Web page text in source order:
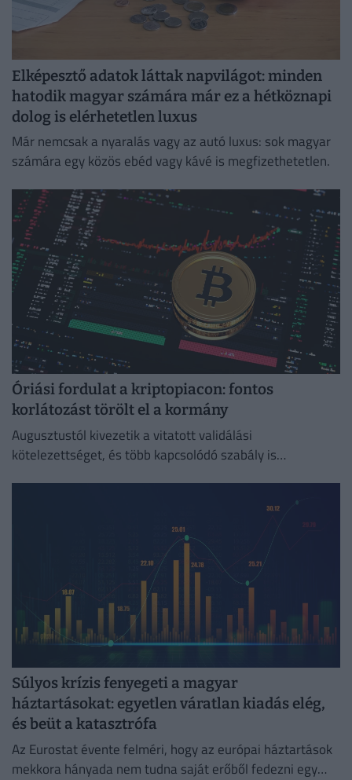
Elképesztő adatok láttak napvilágot: minden
hatodik magyar számára már ez a hétköznapi
dolog is elérhetetlen luxus
Már nemcsak a nyaralás vagy az autó luxus: sok magyar
számára egy közös ebéd vagy kávé is megfizethetetlen.
Óriási fordulat a kriptopiacon: fontos
korlátozást törölt el a kormány
Augusztustól kivezetik a vitatott validálási
kötelezettséget, és több kapcsolódó szabály is
Súlyos krízis fenyegeti a magyar
háztartásokat: egyetlen váratlan kiadás elég,
és beüt a katasztrófa
Az Eurostat évente felméri, hogy az európai háztartások
mekkora hányada nem tudna saját erőből fedezni egy